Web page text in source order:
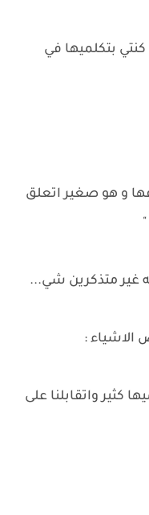
بتكلميها في
و هو صغير اتعلق
غير متذكرين شي...
الاشياء :
كثير واتقابلنا على